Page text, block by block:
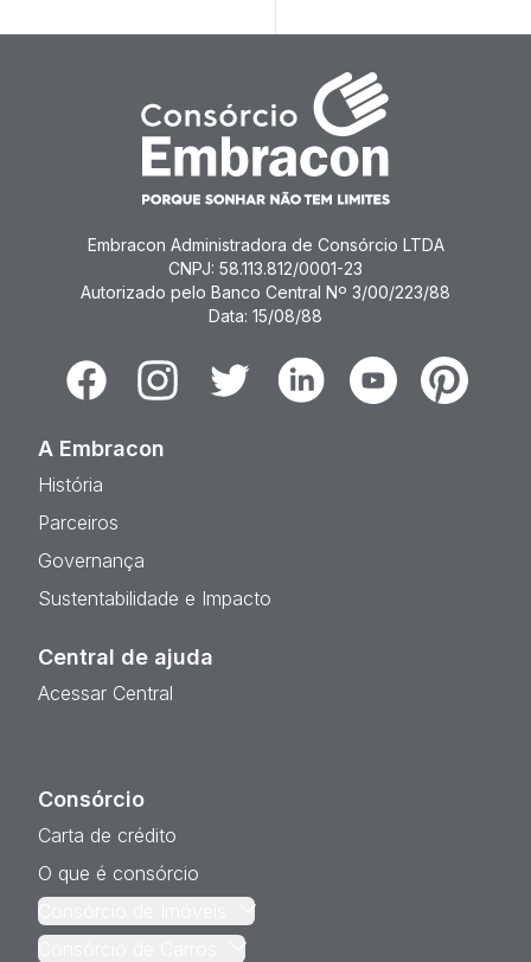
Embracon Administradora de Consórcio LTDA
CNPJ: 58.113.812/0001-23
Autorizado pelo Banco Central Nº 3/00/223/88
Data: 15/08/88
FacebookInstagramTwitter LinkedinYoutubePinterest
A Embracon
História
Parceiros
Governança
Sustentabilidade e Impacto
Central de ajuda
Acessar Central
Consórcio
Carta de crédito
O que é consórcio
Consórcio de Imóveis
Consórcio de Carros